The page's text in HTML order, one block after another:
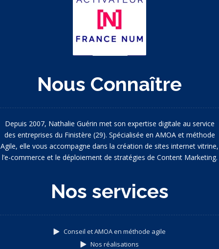
Nous Connaître
Depuis 2007, Nathalie Guérin met son expertise digitale au service
des entreprises du Finistère (29). Spécialisée en AMOA et méthode
Agile, elle vous accompagne dans la création de sites internet vitrine,
l’e-commerce et le déploiement de stratégies de Content Marketing.
Nos services
Conseil et AMOA en méthode agile
Nos réalisations